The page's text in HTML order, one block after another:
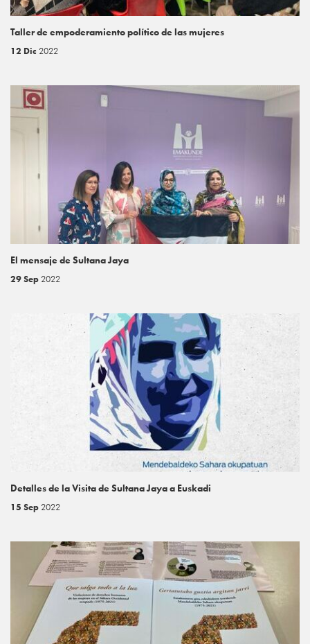
Taller de empoderamiento político de las mujeres
12 Dic 2022
El mensaje de Sultana Jaya
29 Sep 2022
Detalles de la Visita de Sultana Jaya a Euskadi
15 Sep 2022